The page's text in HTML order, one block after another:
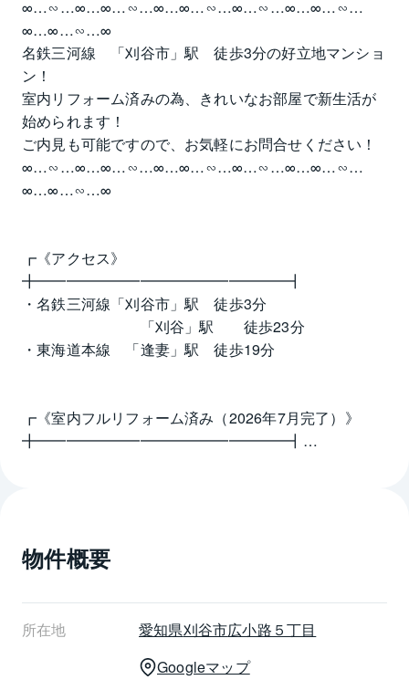
∞…∽…∞…∞…∽…∞…∞…∽…∞…∽…∞…∞…∽…
∞…∞…∽…∞
名鉄三河線　「刈谷市」駅　徒歩3分の好立地マンショ
ン！
室内リフォーム済みの為、きれいなお部屋で新生活が
始められます！
ご内見も可能ですので、お気軽にお問合せください！
∞…∽…∞…∞…∽…∞…∞…∽…∞…∽…∞…∞…∽…
∞…∞…∽…∞
┏《アクセス》
╋━━━━━━━━━━━━━━━━━┫
・名鉄三河線「刈谷市」駅　徒歩3分
「刈谷」駅　　徒歩23分
・東海道本線　「逢妻」駅　徒歩19分
┏《室内フルリフォーム済み（2026年7月完了）》
╋━━━━━━━━━━━━━━━━━┫
・洗面室（洗面化粧台、洗濯用水栓、洗濯パン）
・トイレ（温水洗浄便座、便器本体）
・その他（玄関収納、照明器具、分電盤、スイッチコ
ンセント）
フロアタイル貼替え（玄関、洗面室、トイレ）
物件概要
所在地 愛知県刈谷市広小路５丁目
Googleマップ